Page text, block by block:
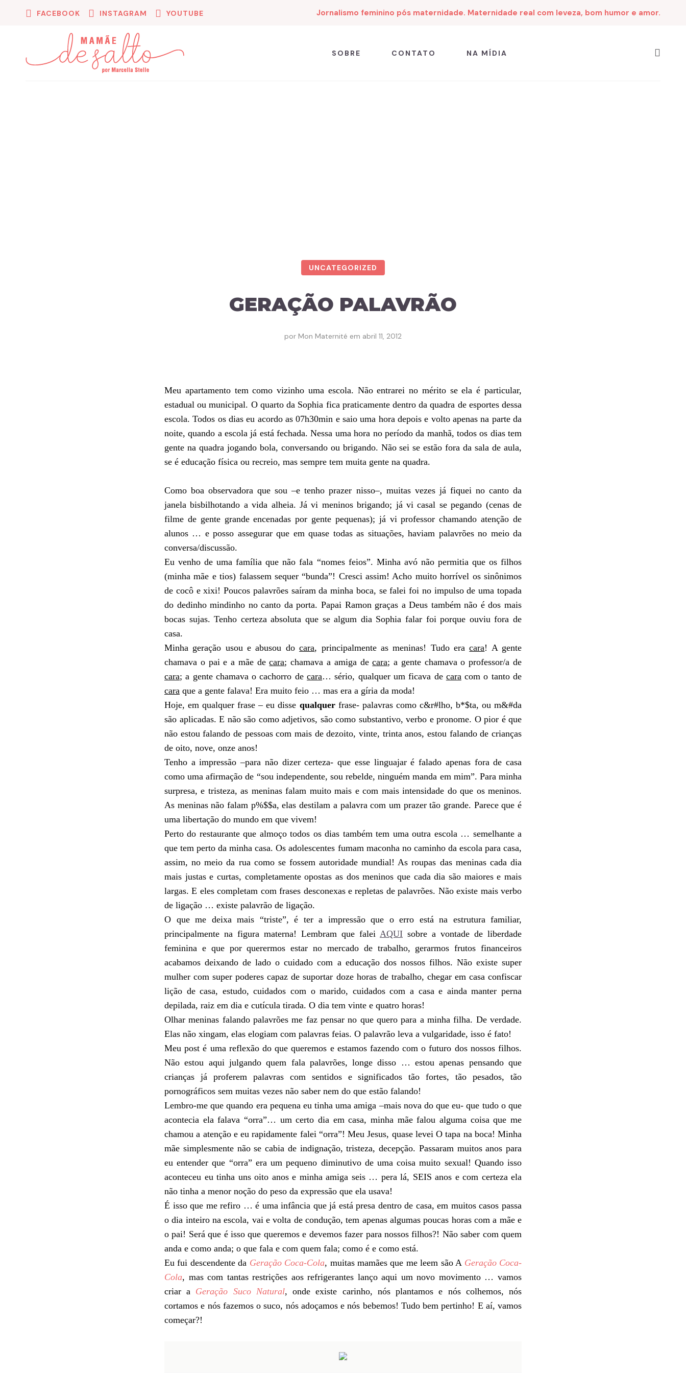
FACEBOOK INSTAGRAM YOUTUBE Jornalismo feminino pós maternidade. Maternidade real com leveza, bom humor e amor.
SOBRE CONTATO NA MÍDIA
UNCATEGORIZED
GERAÇÃO PALAVRÃO
por Mon Maternité em abril 11, 2012
Meu apartamento tem como vizinho uma escola. Não entrarei no mérito se ela é particular,
estadual ou municipal. O quarto da Sophia fica praticamente dentro da quadra de esportes dessa
escola. Todos os dias eu acordo as 07h30min e saio uma hora depois e volto apenas na parte da
noite, quando a escola já está fechada. Nessa uma hora no período da manhã, todos os dias tem
gente na quadra jogando bola, conversando ou brigando. Não sei se estão fora da sala de aula,
se é educação física ou recreio, mas sempre tem muita gente na quadra.
Como boa observadora que sou –e tenho prazer nisso–, muitas vezes já fiquei no canto da
janela bisbilhotando a vida alheia. Já vi meninos brigando; já vi casal se pegando (cenas de
filme de gente grande encenadas por gente pequenas); já vi professor chamando atenção de
alunos … e posso assegurar que em quase todas as situações, haviam palavrões no meio da
conversa/discussão.
Eu venho de uma família que não fala “nomes feios”. Minha avó não permitia que os filhos
(minha mãe e tios) falassem sequer “bunda”! Cresci assim! Acho muito horrível os sinônimos
de cocô e xixi! Poucos palavrões saíram da minha boca, se falei foi no impulso de uma topada
do dedinho mindinho no canto da porta. Papai Ramon graças a Deus também não é dos mais
bocas sujas. Tenho certeza absoluta que se algum dia Sophia falar foi porque ouviu fora de
casa.
Minha geração usou e abusou docara, principalmente as meninas! Tudo eracara! A gente
chamava o pai e a mãe decara; chamava a amiga decara; a gente chamava o professor/a de
cara; a gente chamava o cachorro decara… sério, qualquer um ficava de caracom o tanto de
cara que a gente falava! Era muito feio … mas era a gíria da moda!
Hoje, em qualquer frase – eu disse qualquerfrase- palavras como c&r#lho, b*$ta, ou m&#da
são aplicadas. E não são como adjetivos, são como substantivo, verbo e pronome. O pior é que
não estou falando de pessoas com mais de dezoito, vinte, trinta anos, estou falando de crianças
de oito, nove, onze anos!
Tenho a impressão –para não dizer certeza- que esse linguajar é falado apenas fora de casa
como uma afirmação de “sou independente, sou rebelde, ninguém manda em mim”. Para minha
surpresa, e tristeza, as meninas falam muito mais e com mais intensidade do que os meninos.
As meninas não falam p%$$a, elas destilam a palavra com um prazer tão grande. Parece que é
uma libertação do mundo em que vivem!
Perto do restaurante que almoço todos os dias também tem uma outra escola … semelhante a
que tem perto da minha casa. Os adolescentes fumam maconha no caminho da escola para casa,
assim, no meio da rua como se fossem autoridade mundial! As roupas das meninas cada dia
mais justas e curtas, completamente opostas as dos meninos que cada dia são maiores e mais
largas. E eles completam com frases desconexas e repletas de palavrões. Não existe mais verbo
de ligação … existe palavrão de ligação.
O que me deixa mais “triste”, é ter a impressão que o erro está na estrutura familiar,
principalmente na figura materna! Lembram que falei AQUI sobre a vontade de liberdade
feminina e que por querermos estar no mercado de trabalho, gerarmos frutos financeiros
acabamos deixando de lado o cuidado com a educação dos nossos filhos. Não existe super
mulher com super poderes capaz de suportar doze horas de trabalho, chegar em casa confiscar
lição de casa, estudo, cuidados com o marido, cuidados com a casa e ainda manter perna
depilada, raiz em dia e cutícula tirada. O dia tem vinte e quatro horas!
Olhar meninas falando palavrões me faz pensar no que quero para a minha filha. De verdade.
Elas não xingam, elas elogiam com palavras feias. O palavrão leva a vulgaridade, isso é fato!
Meu post é uma reflexão do que queremos e estamos fazendo com o futuro dos nossos filhos.
Não estou aqui julgando quem fala palavrões, longe disso … estou apenas pensando que
crianças já proferem palavras com sentidos e significados tão fortes, tão pesados, tão
pornográficos sem muitas vezes não saber nem do que estão falando!
Lembro-me que quando era pequena eu tinha uma amiga –mais nova do que eu- que tudo o que
acontecia ela falava “orra”… um certo dia em casa, minha mãe falou alguma coisa que me
chamou a atenção e eu rapidamente falei “orra”! Meu Jesus, quase levei O tapa na boca! Minha
mãe simplesmente não se cabia de indignação, tristeza, decepção. Passaram muitos anos para
eu entender que “orra” era um pequeno diminutivo de uma coisa muito sexual! Quando isso
aconteceu eu tinha uns oito anos e minha amiga seis … pera lá, SEIS anos e com certeza ela
não tinha a menor noção do peso da expressão que ela usava!
É isso que me refiro … é uma infância que já está presa dentro de casa, em muitos casos passa
o dia inteiro na escola, vai e volta de condução, tem apenas algumas poucas horas com a mãe e
o pai! Será que é isso que queremos e devemos fazer para nossos filhos?! Não saber com quem
anda e como anda; o que fala e com quem fala; como é e como está.
Eu fui descendente da Geração Coca-Cola, muitas mamães que me leem são A Geração Coca-
Cola, mas com tantas restrições aos refrigerantes lanço aqui um novo movimento … vamos
criar a Geração Suco Natural, onde existe carinho, nós plantamos e nós colhemos, nós
cortamos e nós fazemos o suco, nós adoçamos e nós bebemos! Tudo bem pertinho! E aí, vamos
começar?!